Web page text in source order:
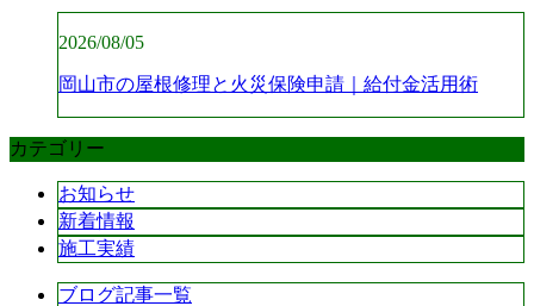
2026/08/05
岡山市の屋根修理と火災保険申請｜給付金活用術
カテゴリー
お知らせ
新着情報
施工実績
ブログ記事一覧